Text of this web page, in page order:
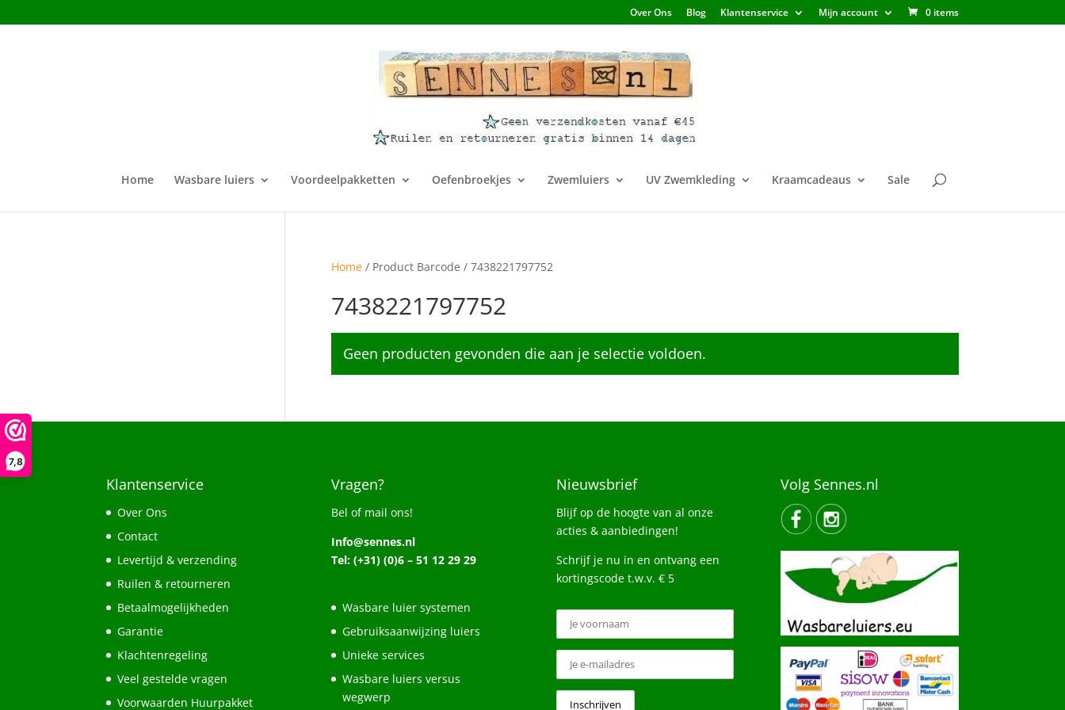
7,8
Over Ons Blog Klantenservice Mijn account 0 items
Home Wasbare luiers Voordeelpakketten Oefenbroekjes Zwemluiers UV Zwemkleding Kraamcadeaus Sale
Home/ Product Barcode / 7438221797752
7438221797752
Geen producten gevonden die aan je selectie voldoen.
Klantenservice
Over Ons
Contact
Levertijd & verzending
Ruilen & retourneren
Betaalmogelijkheden
Garantie
Klachtenregeling
Veel gestelde vragen
Voorwaarden Huurpakket
Vragen?
Bel of mail ons!
Info@sennes.nl
Tel: (+31) (0)6 – 51 12 29 29
Wasbare luier systemen
Gebruiksaanwijzing luiers
Unieke services
Wasbare luiers versus
wegwerp
Nieuwsbrief
Blijf op de hoogte van al onze
acties & aanbiedingen!
Schrijf je nu in en ontvang een
kortingscode t.w.v. € 5
Volg Sennes.nl